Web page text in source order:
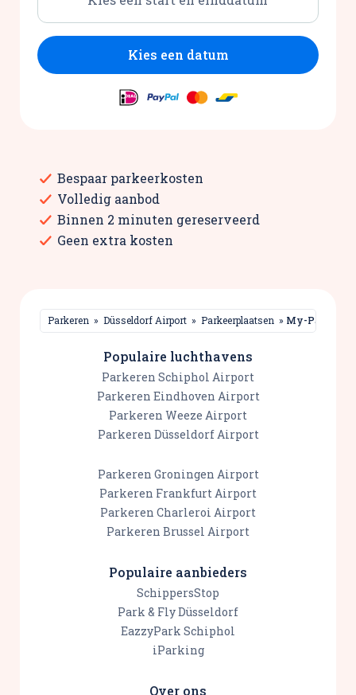
Kies een datum
Bespaar parkeerkosten
Volledig aanbod
Binnen 2 minuten gereserveerd
Geen extra kosten
Parkeren » Düsseldorf Airport » Parkeerplaatsen » My-Parkdus
Populaire luchthavens
Parkeren Schiphol Airport
Parkeren Eindhoven Airport
Parkeren Weeze Airport
Parkeren Düsseldorf Airport
Parkeren Groningen Airport
Parkeren Frankfurt Airport
Parkeren Charleroi Airport
Parkeren Brussel Airport
Populaire aanbieders
SchippersStop
Park & Fly Düsseldorf
EazzyPark Schiphol
iParking
Over ons